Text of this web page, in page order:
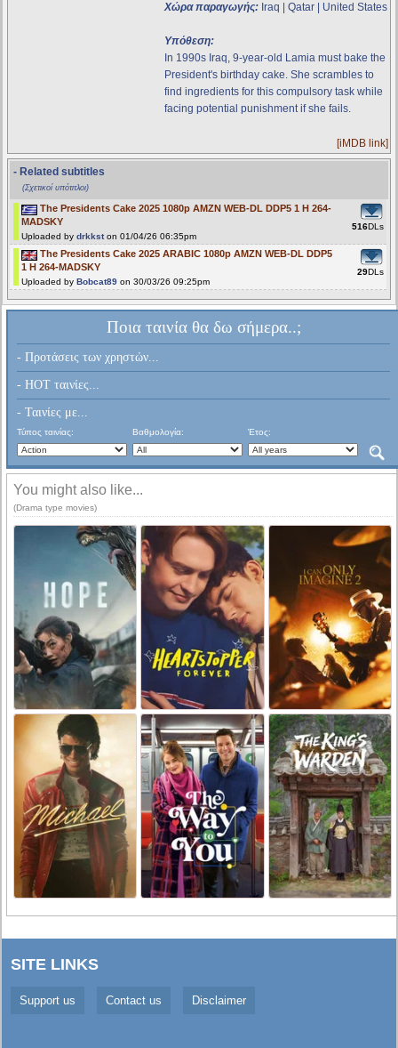
Χώρα παραγωγής: Iraq | Qatar | United States
Υπόθεση:
In 1990s Iraq, 9-year-old Lamia must bake the
President's birthday cake. She scrambles to
find ingredients for this compulsory task while
facing potential punishment if she fails.
[iMDB link]
- Related subtitles
(Σχετικοί υπότιτλοι)
The Presidents Cake 2025 1080p AMZN WEB-DL DDP5 1 H 264-
MADSKY
Uploaded by drkkston 01/04/26 06:35pm
516DLs
The Presidents Cake 2025 ARABIC 1080p AMZN WEB-DL DDP5
1 H 264-MADSKY
Uploaded by Bobcat89 on 30/03/26 09:25pm
29DLs
Ποια ταινία θα δω σήμερα..;
- Προτάσεις των χρηστών...
- HOT ταινίες...
- Ταινίες με...
Τύπος ταινίας: Βαθμολογία: Έτος:
You might also like...
(Drama type movies)
SITE LINKS
Support us Contact us Disclaimer